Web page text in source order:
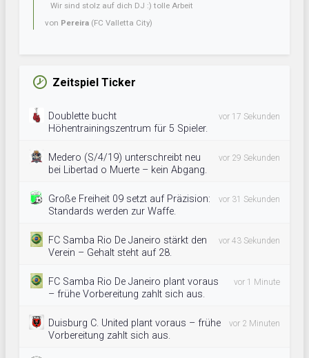
Wir sind stolz auf dich DJ :) tolle Arbeit
von Pereira (FC Valletta City)
Zeitspiel Ticker
Doublette bucht
Höhentrainingszentrum für 5 Spieler.
vor 17 Sekunden
Medero (S/4/19) unterschreibt neu
bei Libertad o Muerte – kein Abgang.
vor 29 Sekunden
Große Freiheit 09 setzt auf Präzision:
Standards werden zur Waffe.
vor 31 Sekunden
FC Samba Rio De Janeiro stärkt den
Verein – Gehalt steht auf 28.
vor 43 Sekunden
FC Samba Rio De Janeiro plant voraus
– frühe Vorbereitung zahlt sich aus.
vor 1 Minute
Duisburg C. United plant voraus – frühe
Vorbereitung zahlt sich aus.
vor 2 Minuten